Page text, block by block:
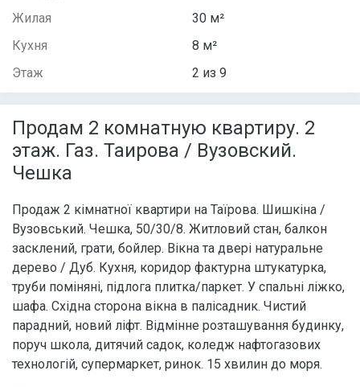
Жилая
30 м²
Кухня
8 м²
Этаж
2 из 9
Продам 2 комнатную квартиру. 2
этаж. Газ. Таирова / Вузовский.
Чешка
Продаж 2 кімнатної квартири на Таїрова. Шишкіна /
Вузовський. Чешка, 50/30/8. Житловий стан, балкон
засклений, грати, бойлер. Вікна та двері натуральне
дерево / Дуб. Кухня, коридор фактурна штукатурка,
труби поміняні, підлога плитка/паркет. У спальні ліжко,
шафа. Східна сторона вікна в палісадник. Чистий
парадний, новий ліфт. Відмінне розташування будинку,
поруч школа, дитячий садок, коледж нафтогазових
технологій, супермаркет, ринок. 15 хвилин до моря.